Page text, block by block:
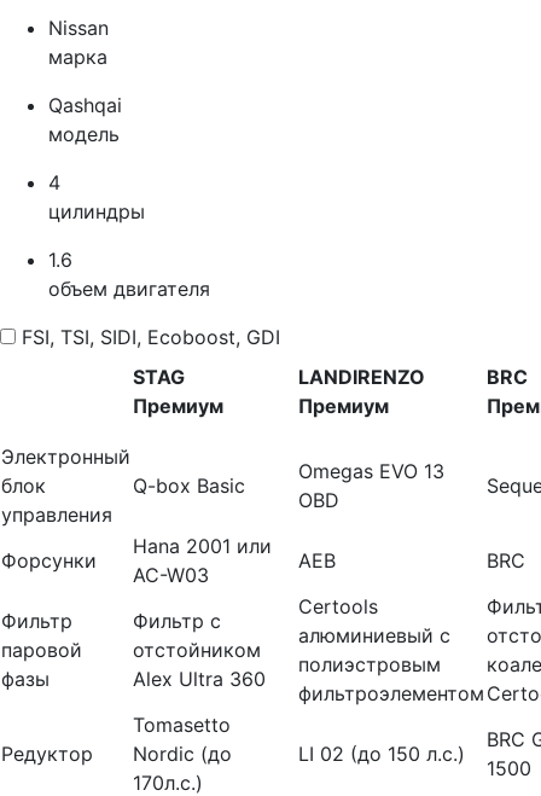
Nissan
марка
Qashqai
модель
4
цилиндры
1.6
объем двигателя
FSI, TSI, SIDI, Ecoboost, GDI
STAG
Премиум
LANDIRENZO
Премиум
BRC
Электронный
блок
управления
Q-box Basic
Omegas EVO 13
OBD
Форсунки
Hana 2001 или
AC-W03
AEB BRC
Фильтр
паровой
фазы
Фильтр с
отстойником
Alex Ultra 360
Certools
алюминиевый с
полиэстровым
фильтроэлементом
Редуктор
Tomasetto
Nordic (до
170л.с.)
LI 02 (до 150 л.с.)
BRC
1500